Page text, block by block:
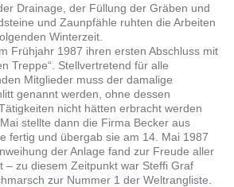
Drainage, der Füllung der Gräben und
und Zaunpfähle ruhten die Arbeiten
Winterzeit.
Frühjahr 1987 ihren ersten Abschluss mit
Treppe“. Stellvertretend für alle
Mitglieder muss der damalige
genannt werden, ohne dessen
nicht hätten erbracht werden
stellte dann die Firma Becker aus
fertig und übergab sie am 14. Mai 1987
der Anlage fand zur Freude aller
– zu diesem Zeitpunkt war Steffi Graf
zur Nummer 1 der Weltrangliste.